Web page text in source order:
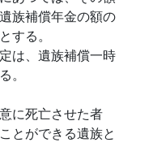
族補償年金の額の
する。
は、遺族補償一時
。
に死亡させた者
とができる遺族と